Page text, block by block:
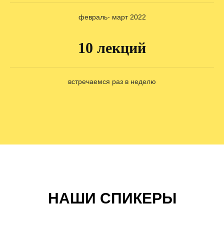
февраль- март 2022
10 лекций
встречаемся раз в неделю
НАШИ СПИКЕРЫ